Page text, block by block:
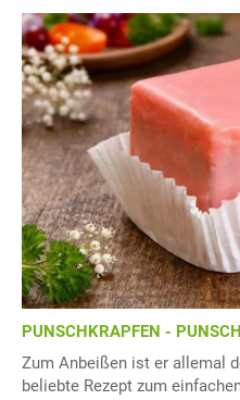
PUNSCHKRAPFEN -
Zum Anbeißen ist er allemal
beliebte Rezept zum